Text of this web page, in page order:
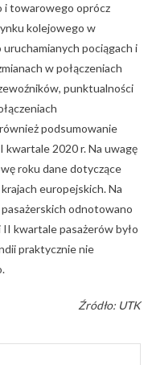
i towarowego oprócz
kolejowego w
pociągach i
w połączeniach
punktualności
podsumowanie
2020 r. Na uwagę
roku dane dotyczące
europejskich. Na
odnotowano
kwartale pasażerów było
praktycznie nie
Źródło: UTK